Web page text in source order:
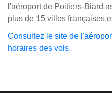
l'aéroport de Poitiers-Biard
plus de 15 villes françaises
Consultez le site de
horaires des vols.